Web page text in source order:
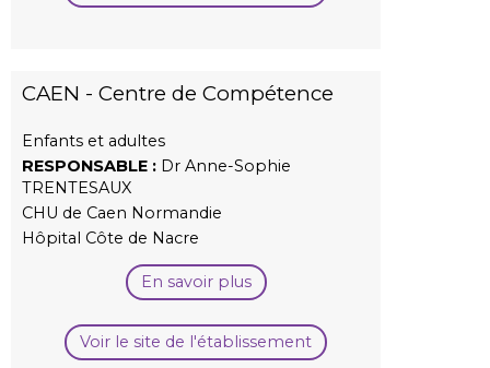
CAEN - Centre de Compétence
Enfants et adultes
RESPONSABLE : Dr Anne-Sophie
TRENTESAUX
CHU de Caen Normandie
Hôpital Côte de Nacre
En savoir plus
Voir le site de l'établissement